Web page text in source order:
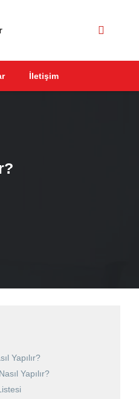
İletişim
Yapılır?
Yapılır?